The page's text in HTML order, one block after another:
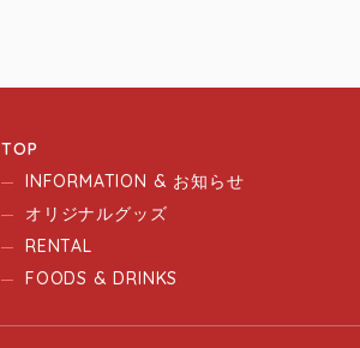
TOP
INFORMATION & お知らせ
オリジナルグッズ
RENTAL
FOODS & DRINKS